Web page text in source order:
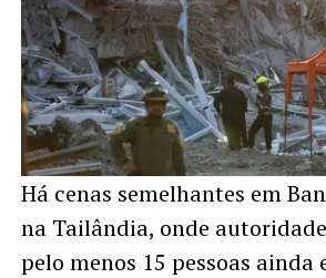
Há cenas semelhantes em
na Tailândia, onde
pelo menos 15 pessoas ainda